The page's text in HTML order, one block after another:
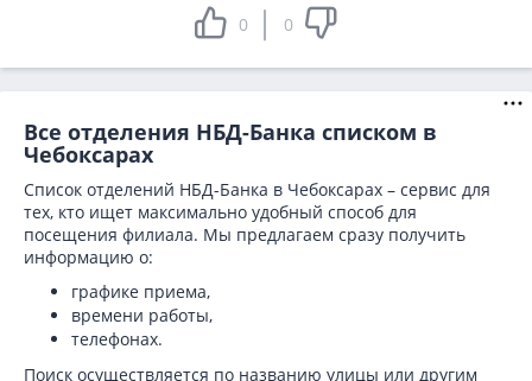
0 0
Все отделения НБД-Банка списком в
Чебоксарах
Список отделений НБД-Банка в Чебоксарах – сервис для
тех, кто ищет максимально удобный способ для
посещения филиала. Мы предлагаем сразу получить
информацию о:
графике приема,
времени работы,
телефонах.
Поиск осуществляется по названию улицы или другим